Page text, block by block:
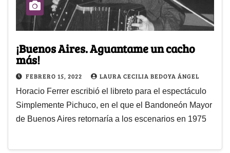
¡Buenos Aires. Aguantame un cacho
más!
FEBRERO 15, 2022 LAURA CECILIA BEDOYA ÁNGEL
Horacio Ferrer escribió el libreto para el espectáculo
Simplemente Pichuco, en el que el Bandoneón Mayor
de Buenos Aires retornaría a los escenarios en 1975